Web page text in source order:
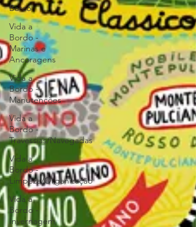
Barco
Vida a
Bordo -
Marinas e
Ancoragens
Vida a
Bordo -
Manutenções
Vida a
Bordo -
Travessias/Navegadas
Vida a
Bordo -
Limpeza/Organização
Vida a
Bordo -
Invernagem